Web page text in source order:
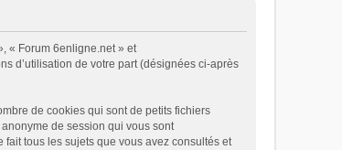
« Forum 6enligne.net » et
d’utilisation de votre part (désignées ci-après
de cookies qui sont de petits fichiers
de session qui vous sont
tous les sujets que vous avez consultés et